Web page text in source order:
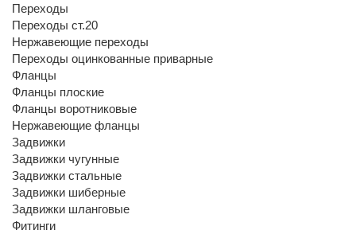
Переходы
Переходы ст.20
Нержавеющие переходы
Переходы оцинкованные приварные
Фланцы
Фланцы плоские
Фланцы воротниковые
Нержавеющие фланцы
Задвижки
Задвижки чугунные
Задвижки стальные
Задвижки шиберные
Задвижки шланговые
Фитинги